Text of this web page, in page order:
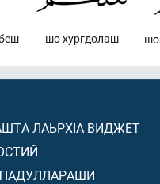
шо хургдолаш
ЛАЬРХIА ВИДЖЕТ